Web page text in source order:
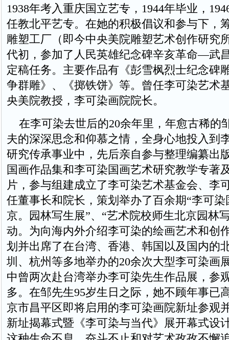
1938年考入重庆国立艺专，1944年毕业，
任教北平艺专。在她的积极倡议和参与下，
雕塑工厂（即今中央美院雕塑艺术创作研究
代初，参加了人民英雄纪念碑辛亥革命—武
定稿任务。主要作品有《彭雪枫烈士纪念碑
争群雕》、《掷铁饼》等。曾任李可染艺术
央美院教授，李可染画院院长。
在李可染去世后的20余年里，年愈古稀的
夫的深深思念和仰慕之情，全身心地投入到
研究传承事业中，先后亲自参与整理编纂出
国画作品集和李可染国画艺术研究教学专著
片，参与组建成立了李可染艺术基金会、李
任董事长和院长，策划举办了百余期“李可染
京。园林写生展”、“艺术院校师生北京园林
动。为向海内外介绍李可染的绘画艺术和创
划并出席了在台湾、香港、韩国以及国内的
圳、杭州等多地举办的20余次大型李可染画
中曾两次赴台湾举办李可染先生作品展，参
多。在邹先生95岁生日之际，她不顾年事已
京市昌平区即将启用的李可染画院新址参观
新址揭幕式暨《李可染与当代》展开幕式设